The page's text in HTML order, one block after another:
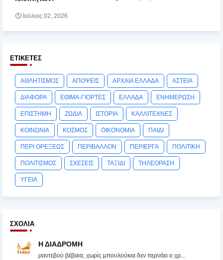
Ιούλιος 02, 2026
ΕΤΙΚΈΤΕΣ
ΑΘΛΗΤΙΣΜΟΣ ΑΠΟΨΕΙΣ ΑΡΧΑΙΑ ΕΛΛΑΔΑ ΑΣΤΕΙΑ
ΔΙΑΦΟΡΑ ΕΘΙΜΑ-ΓΙΟΡΤΕΣ ΕΛΛΑΔΑ ΕΝΗΜΕΡΩΣΗ
ΕΠΙΣΤΗΜΗ ΖΩΔΙΑ ΙΣΤΟΡΙΑ ΚΑΛΛΙΤΕΧΝΕΣ
ΚΟΙΝΩΝΙΑ ΚΟΣΜΟΣ ΟΙΚΟΝΟΜΙΑ ΠΑΙΔΙ
ΠΕΡΙ ΟΡΕΞΕΩΣ ΠΕΡΙΒΑΛΛΟΝ ΠΕΡΙΕΡΓΑ ΠΟΛΙΤΙΚΗ
ΠΟΛΙΤΙΣΜΟΣ ΣΧΕΣΕΙΣ ΤΑΞΙΔΙ ΤΗΛΕΟΡΑΣΗ
ΥΓΕΙΑ
ΣΧΌΛΙΑ
Η ΔΙΑΔΡΟΜΗ
ραντεβού βέβαια, χωρίς μπουλούκια δεν περνάει ο χρ...